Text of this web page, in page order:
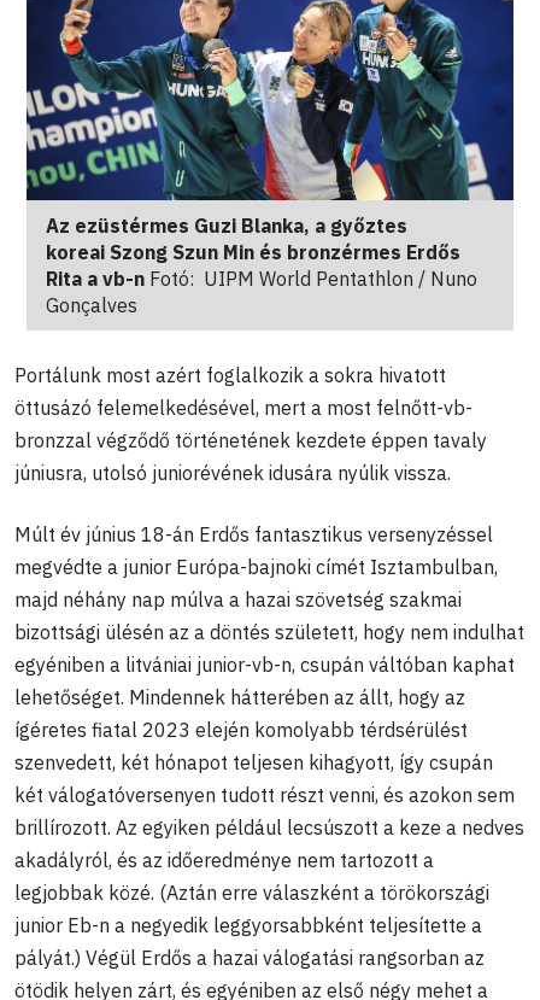
Az ezüstérmes Guzi Blanka, a győztes
koreai Szong Szun Min és bronzérmes Erdős
Rita a vb-n Fotó: UIPM World Pentathlon / Nuno
Gonçalves
Portálunk most azért foglalkozik a sokra hivatott
öttusázó felemelkedésével, mert a most felnőtt-vb-
bronzzal végződő történetének kezdete éppen tavaly
júniusra, utolsó juniorévének idusára nyúlik vissza.
Múlt év június 18-án Erdős fantasztikus versenyzéssel
megvédte a junior Európa-bajnoki címét Isztambulban,
majd néhány nap múlva a hazai szövetség szakmai
bizottsági ülésén az a döntés született, hogy nem indulhat
egyéniben a litvániai junior-vb-n, csupán váltóban kaphat
lehetőséget. Mindennek hátterében az állt, hogy az
ígéretes fiatal 2023 elején komolyabb térdsérülést
szenvedett, két hónapot teljesen kihagyott, így csupán
két válogatóversenyen tudott részt venni, és azokon sem
brillírozott. Az egyiken például lecsúszott a keze a nedves
akadályról, és az időeredménye nem tartozott a
legjobbak közé. (Aztán erre válaszként a törökországi
junior Eb-n a negyedik leggyorsabbként teljesítette a
pályát.) Végül Erdős a hazai válogatási rangsorban az
ötödik helyen zárt, és egyéniben az első négy mehet a